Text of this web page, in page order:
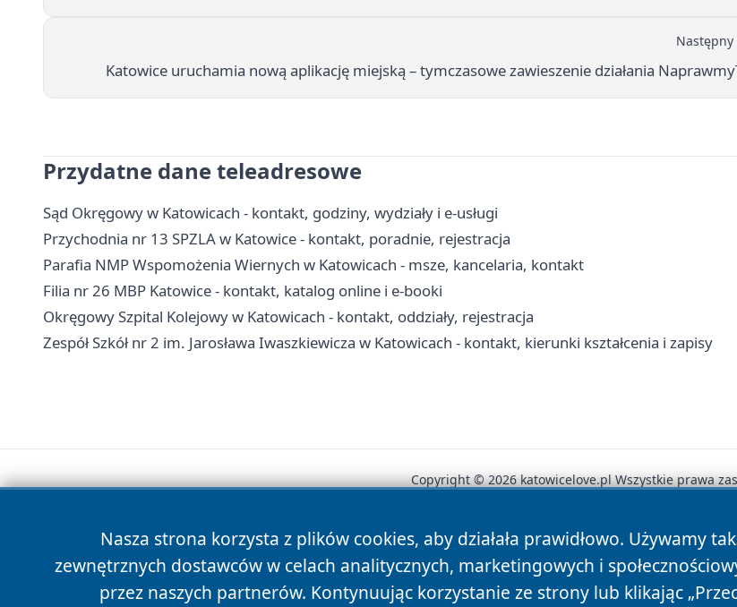
Następny
Katowice uruchamia nową aplikację miejską – tymczasowe zawieszenie działania
Przydatne dane teleadresowe
Sąd Okręgowy w Katowicach - kontakt, godziny, wydziały i e-usługi
Przychodnia nr 13 SPZLA w Katowice - kontakt, poradnie, rejestracja
Parafia NMP Wspomożenia Wiernych w Katowicach - msze, kancelaria, kontakt
Filia nr 26 MBP Katowice - kontakt, katalog online i e-booki
Okręgowy Szpital Kolejowy w Katowicach - kontakt, oddziały, rejestracja
Zespół Szkół nr 2 im. Jarosława Iwaszkiewicza w Katowicach - kontakt, kierunki kształcenia i zapisy
Nasza strona korzysta z plików cookies, aby działała prawidłowo. Używamy
zewnętrznych dostawców w celach analitycznych, marketingowych i
przez naszych partnerów. Kontynuując korzystanie ze strony lub klikając
Copyright © 2026 katowicelove.pl Wszystkie prawa
News Autorzy Polityka Prywatności